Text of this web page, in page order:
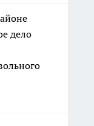
дело